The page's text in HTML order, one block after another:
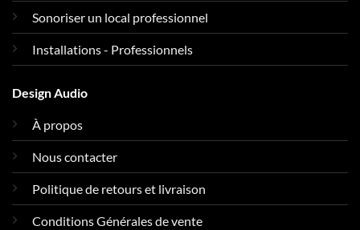
Sonoriser un local professionnel
Installations - Professionnels
Design Audio
À propos
Nous contacter
Politique de retours et livraison
Conditions Générales de vente